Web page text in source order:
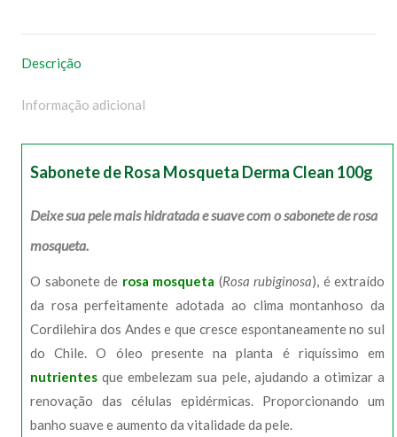
Descrição
Informação adicional
Sabonete de Rosa Mosqueta Derma Clean 100g
Deixe sua pele mais hidratada e suave com o sabonete de rosa
mosqueta.
O sabonete de rosa mosqueta (Rosa rubiginosa), é extraído
da rosa perfeitamente adotada ao clima montanhoso da
Cordilehira dos Andes e que cresce espontaneamente no sul
do Chile. O óleo presente na planta é riquíssimo em
nutrientes que embelezam sua pele, ajudando a otimizar a
renovação das células epidérmicas. Proporcionando um
banho suave e aumento da vitalidade da pele.